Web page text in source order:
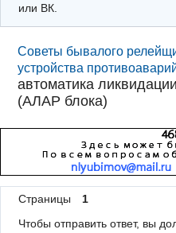
или ВК.
Советы бывалого
устройства
автоматика
(АЛАР блока)
Страницы
1
Чтобы отправить ответ, вы